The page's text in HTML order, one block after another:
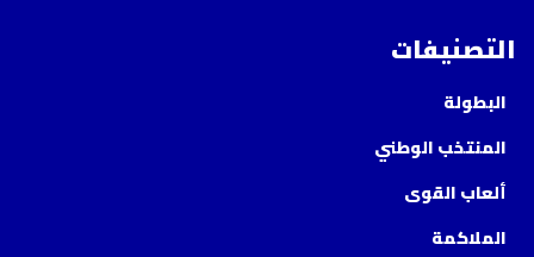
التصنيفات
البطولة
المنتخب الوطني
ألعاب القوى
الملاكمة